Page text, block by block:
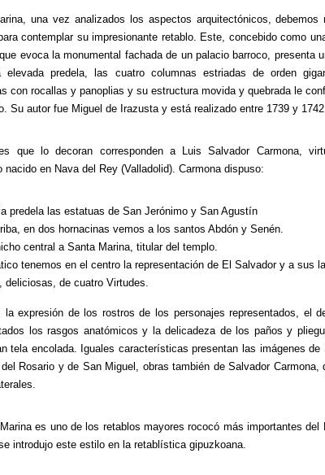
una vez analizados los aspectos arquitectónicos, debemos
contemplar su impresionante retablo. Este, concebido como
evoca la monumental fachada de un palacio barroco, presenta
elevada predela, las cuatro columnas estriadas de orden
con rocallas y panoplias y su estructura movida y quebrada le
Su autor fue Miguel de Irazusta y está realizado entre 1739 y
que lo decoran corresponden a Luis Salvador Carmona,
nacido en Nava del Rey (Valladolid). Carmona dispuso:
predela las estatuas de San Jerónimo y San Agustín
en dos hornacinas vemos a los santos Abdón y Senén.
central a Santa Marina, titular del templo.
tenemos en el centro la representación de El Salvador y a sus
deliciosas, de cuatro Virtudes.
la expresión de los rostros de los personajes representados, el
los rasgos anatómicos y la delicadeza de los paños y
tela encolada. Iguales características presentan las imágenes de
Rosario y de San Miguel, obras también de Salvador Carmona,
es uno de los retablos mayores rococó más importantes
introdujo este estilo en la retablística gipuzkoana.